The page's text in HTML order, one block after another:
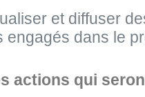
et diffuser
dans le
actions qui